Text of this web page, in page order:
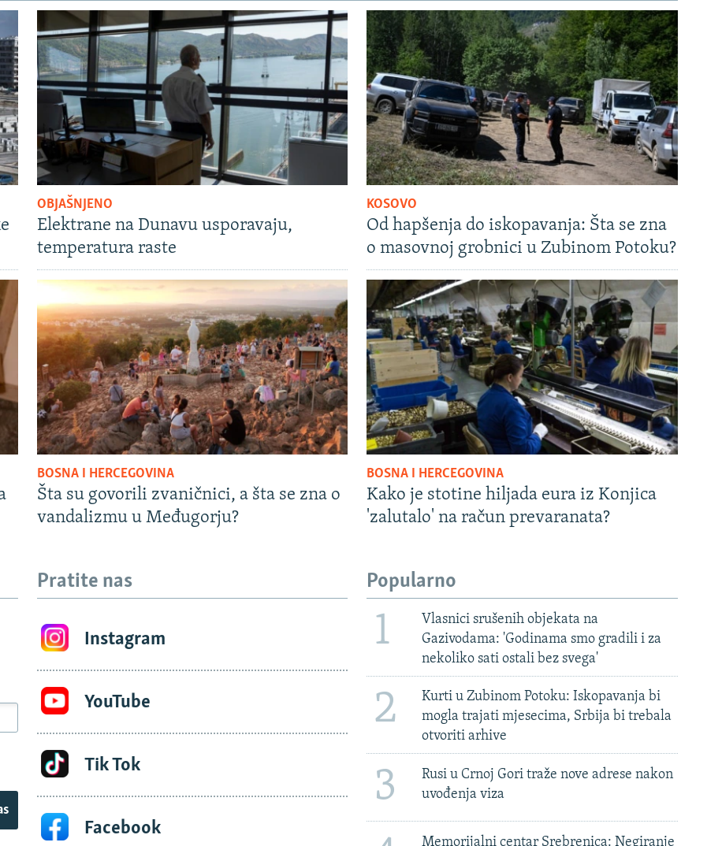
OBJAŠNJENO
Elektrane na Dunavu usporavaju,
temperatura raste
KOSOVO
Od hapšenja do iskopavanja: Šta se zna
o masovnoj grobnici u Zubinom Potoku?
BOSNA I HERCEGOVINA
Šta su govorili zvaničnici, a šta se zna o
vandalizmu u Međugorju?
BOSNA I HERCEGOVINA
Kako je stotine hiljada eura iz Konjica
'zalutalo' na račun prevaranata?
Pratite nas
Instagram
YouTube
Tik Tok
Facebook
Popularno
1
Vlasnici srušenih objekata na
Gazivodama: 'Godinama smo gradili i za
nekoliko sati ostali bez svega'
2
Kurti u Zubinom Potoku: Iskopavanja bi
mogla trajati mjesecima, Srbija bi trebala
otvoriti arhive
3
Rusi u Crnoj Gori traže nove adrese nakon
uvođenja viza
Memorijalni centar Srebrenica: Negiranje